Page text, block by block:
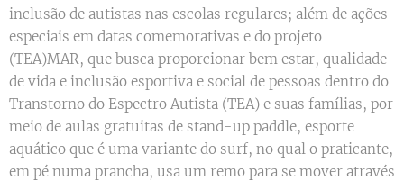
inclusão de autistas nas escolas regulares; além de ações
especiais em datas comemorativas e do projeto
(TEA)MAR, que busca proporcionar bem estar, qualidade
de vida e inclusão esportiva e social de pessoas dentro do
Transtorno do Espectro Autista (TEA) e suas famílias, por
meio de aulas gratuitas de stand-up paddle, esporte
aquático que é uma variante do surf, no qual o praticante,
em pé numa prancha, usa um remo para se mover através